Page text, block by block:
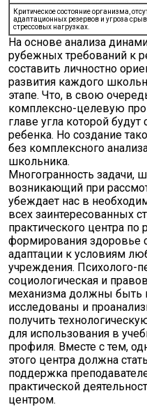
Критическое состояние организма,
адаптационных резервов и угроза
стрессовых нагрузках.
На основе анализа
рубежных требований к
составить личностно
развития каждого
этапе. Что, в свою
комплексно-целевую
главе угла которой
ребенка. Но создание
без комплексного
школьника.
Многогранность задачи,
возникающий при
убеждает нас в
всех заинтересованных
практического центра по
формирования здоровье
адаптации к условиям
учреждения. Психолого-
социологическая и
механизма должны быть
исследованы и
получить
для использования в
профиля. Вместе с тем,
этого центра должна
поддержка
практической
центром.